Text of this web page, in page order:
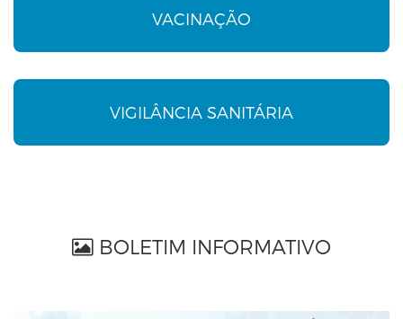
VACINAÇÃO
VIGILÂNCIA SANITÁRIA
BOLETIM INFORMATIVO